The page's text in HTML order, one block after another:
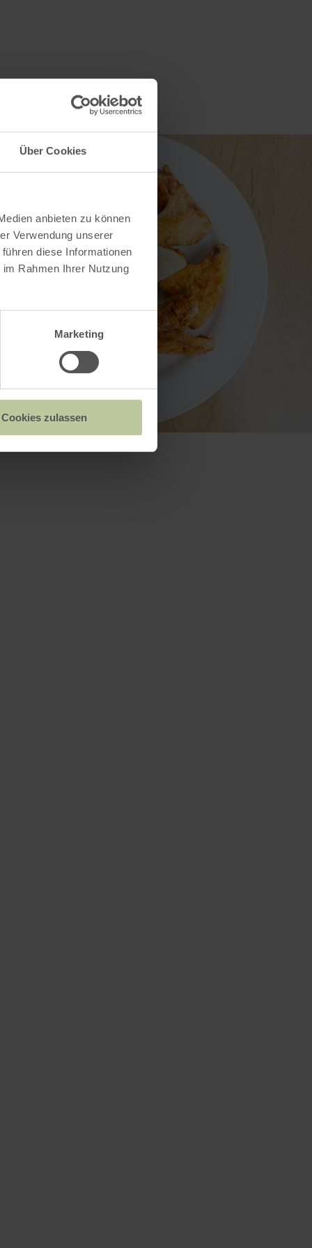
Über Cookies
anbieten zu können
Verwendung unserer
diese Informationen
Rahmen Ihrer Nutzung
Marketing
Cookies zulassen